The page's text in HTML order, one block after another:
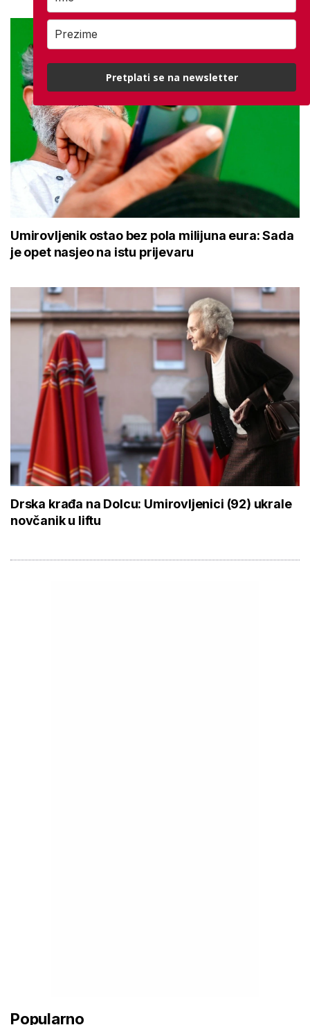
Umirovljenik ostao bez pola milijuna eura: Sada
je opet nasjeo na istu prijevaru
Drska krađa na Dolcu: Umirovljenici (92) ukrale
novčanik u liftu
Popularno
Pretplati se na newsletter